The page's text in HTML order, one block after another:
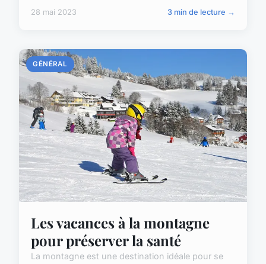
28 mai 2023 3 min de lecture →
GÉNÉRAL
Les vacances à la montagne
pour préserver la santé
La montagne est une destination idéale pour se